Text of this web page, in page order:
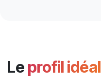
Le profil idéal